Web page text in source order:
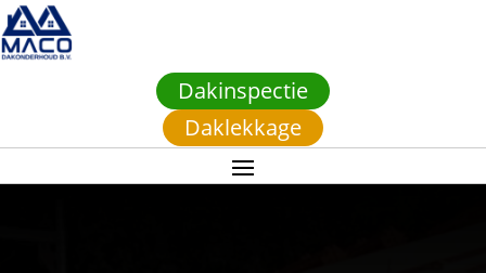
Dakinspectie
Daklekkage